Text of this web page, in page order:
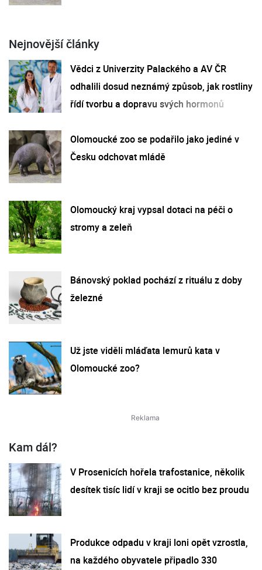
Nejnovější články
Vědci z Univerzity Palackého a AV ČR
odhalili dosud neznámý způsob, jak rostliny
řídí tvorbu a dopravu svých hormonů
Olomoucké zoo se podařilo jako jediné v
Česku odchovat mládě
Olomoucký kraj vypsal dotaci na péči o
stromy a zeleň
Bánovský poklad pochází z rituálu z doby
železné
Už jste viděli mláďata lemurů kata v
Olomoucké zoo?
Kam dál?
V Prosenicích hořela trafostanice, několik
desítek tisíc lidí v kraji se ocitlo bez proudu
Produkce odpadu v kraji loni opět vzrostla,
na každého obyvatele připadlo 330